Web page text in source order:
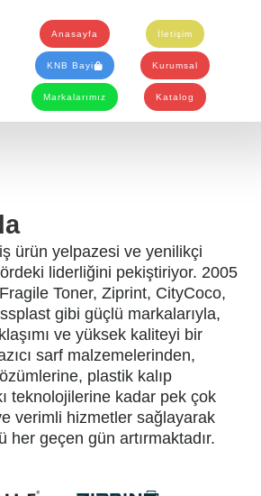
Anasayfa İletişim
KNB Bayi Kurumsal
Markalarımız Katalog
ürün yelpazesi ve yenilikçi
liderliğini pekiştiriyor. 2005
Toner, Ziprint, CityCoco,
gibi güçlü markalarıyla,
ve yüksek kaliteyi bir
sarf malzemelerinden,
plastik kalıp
teknolojilerine kadar pek çok
verimli hizmetler sağlayarak
her geçen gün artırmaktadır.